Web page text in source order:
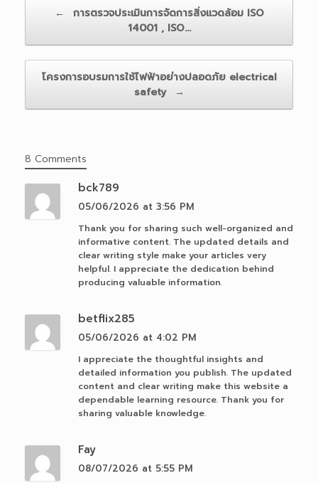
←
การตรวจประเมินการจัดการสิ่งแวดล้อม ISO
14001 , ISO…
โครงการอบรมการใช้ไฟฟ้าอย่างปลอดภัย electrical
safety
→
8 Comments
bck789
05/06/2026 at 3:56 PM
Thank you for sharing such well-organized and
informative content. The updated details and
clear writing style make your articles very
helpful. I appreciate the dedication behind
producing valuable information.
betflix285
05/06/2026 at 4:02 PM
I appreciate the thoughtful insights and
detailed information you publish. The updated
content and clear writing make this website a
dependable learning resource. Thank you for
sharing valuable knowledge.
Fay
08/07/2026 at 5:55 PM